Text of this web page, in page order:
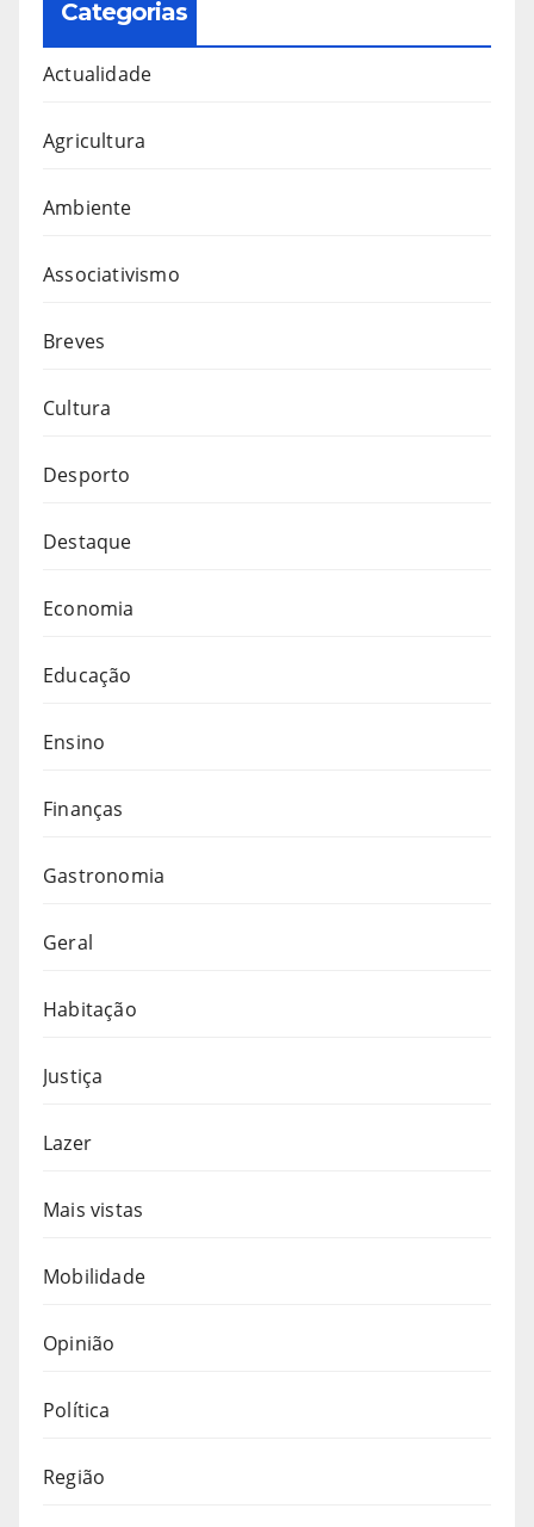
Categorias
Actualidade
Agricultura
Ambiente
Associativismo
Breves
Cultura
Desporto
Destaque
Economia
Educação
Ensino
Finanças
Gastronomia
Geral
Habitação
Justiça
Lazer
Mais vistas
Mobilidade
Opinião
Política
Região